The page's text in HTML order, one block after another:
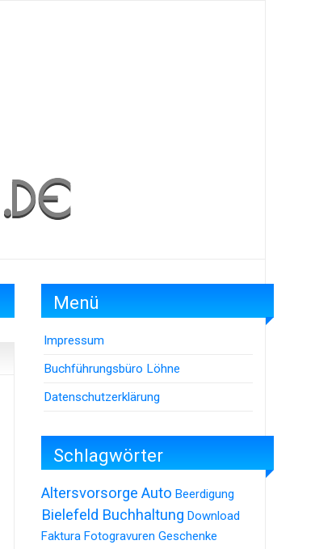
Menü
Impressum
Buchführungsbüro Löhne
Datenschutzerklärung
Schlagwörter
Altersvorsorge Auto Beerdigung
Bielefeld Buchhaltung Download
Faktura Fotogravuren Geschenke